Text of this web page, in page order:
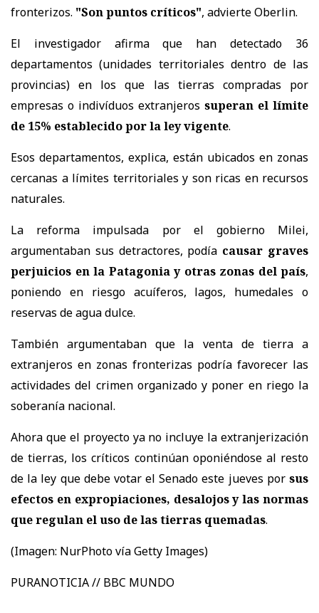
fronterizos. "Son puntos críticos", advierte Oberlin.
El investigador afirma que han detectado 36
departamentos (unidades territoriales dentro de las
provincias) en los que las tierras compradas por
empresas o indivíduos extranjeros superan el límite
de 15% establecido por la ley vigente.
Esos departamentos, explica, están ubicados en zonas
cercanas a límites territoriales y son ricas en recursos
naturales.
La reforma impulsada por el gobierno Milei,
argumentaban sus detractores, podía causar graves
perjuicios en la Patagonia y otras zonas del país,
poniendo en riesgo acuíferos, lagos, humedales o
reservas de agua dulce.
También argumentaban que la venta de tierra a
extranjeros en zonas fronterizas podría favorecer las
actividades del crimen organizado y poner en riego la
soberanía nacional.
Ahora que el proyecto ya no incluye la extranjerización
de tierras, los críticos continúan oponiéndose al resto
de la ley que debe votar el Senado este jueves por sus
efectos en expropiaciones, desalojos y las normas
que regulan el uso de las tierras quemadas.
(Imagen: NurPhoto vía Getty Images)
PURANOTICIA // BBC MUNDO